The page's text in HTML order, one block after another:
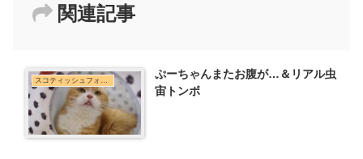
関連記事
スコティッシュフォールド
ぷーちゃんまたお腹が…＆リアル虫
宙トンボ